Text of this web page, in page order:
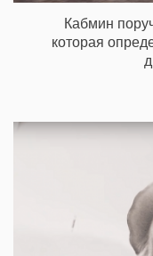
Кабмин
которая